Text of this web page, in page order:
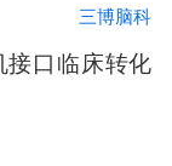
三博脑科
接口临床转化